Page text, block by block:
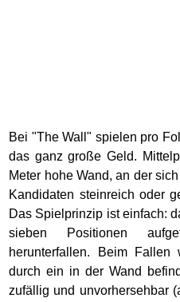
Bei "The Wall" spielen pro
das ganz große Geld.
Meter hohe Wand, an der
Kandidaten steinreich oder
Das Spielprinzip ist einfach:
sieben Positionen
herunterfallen. Beim
durch ein in der Wand
zufällig und unvorhersehbar